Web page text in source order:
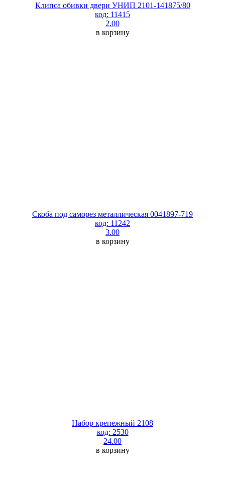
Клипса обивки двери УНИП 2101-141875/80
код: 11415
2.00
в корзину
Скоба под саморез металлическая 0041897-719
код: 11242
3.00
в корзину
Набор крепежный 2108
код: 2530
24.00
в корзину